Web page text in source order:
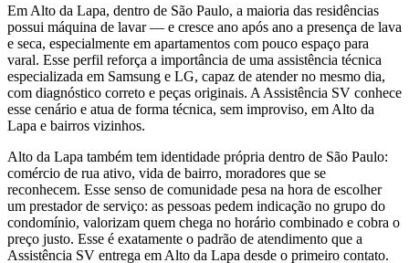
Em Alto da Lapa, dentro de São Paulo, a maioria das residências
possui máquina de lavar — e cresce ano após ano a presença de lava
e seca, especialmente em apartamentos com pouco espaço para
varal. Esse perfil reforça a importância de uma assistência técnica
especializada em Samsung e LG, capaz de atender no mesmo dia,
com diagnóstico correto e peças originais. A Assistência SV conhece
esse cenário e atua de forma técnica, sem improviso, em Alto da
Lapa e bairros vizinhos.
Alto da Lapa também tem identidade própria dentro de São Paulo:
comércio de rua ativo, vida de bairro, moradores que se
reconhecem. Esse senso de comunidade pesa na hora de escolher
um prestador de serviço: as pessoas pedem indicação no grupo do
condomínio, valorizam quem chega no horário combinado e cobra o
preço justo. Esse é exatamente o padrão de atendimento que a
Assistência SV entrega em Alto da Lapa desde o primeiro contato.